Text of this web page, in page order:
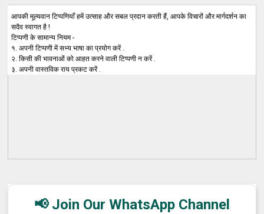
आपकी मूल्यवान टिप्पणियाँ हमें उत्साह और सबल प्रदान करती हैं, आपके विचारों और मार्गदर्शन का
सदैव स्वागत है !
टिप्पणी के सामान्य नियम -
१. अपनी टिप्पणी में सभ्य भाषा का प्रयोग करें .
२. किसी की भावनाओं को आहत करने वाली टिप्पणी न करें .
३. अपनी वास्तविक राय प्रकट करें .
📢 Join Our WhatsApp Channel